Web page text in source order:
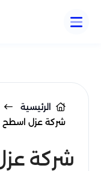
الرئيسية
شركة عزل اسطح
شركة